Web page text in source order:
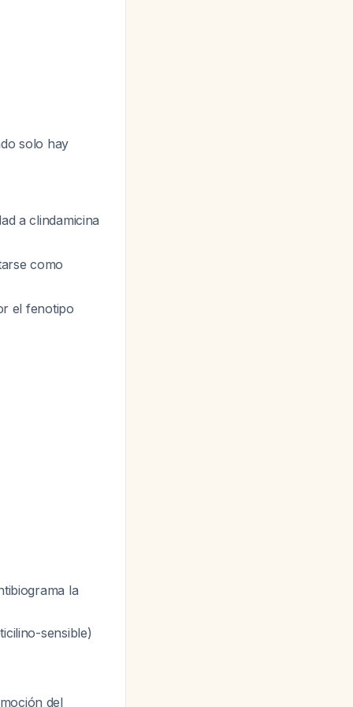
solo hay
a clindamicina
como
el fenotipo
la
sensible)
del